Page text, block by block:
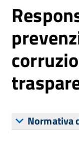
Normativa